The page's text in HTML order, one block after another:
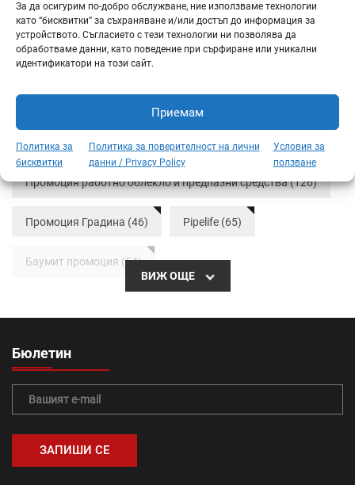
За да осигурим по-добро обслужване, ние използваме технологии
като “бисквитки” за съхраняване и/или достъп до информация за
устройството. Съгласието с тези технологии ни позволява да
обработваме данни, като поведение при сърфиране или уникални
идентификатори на този сайт.
Приемам
Политика за
бисквитки
Политика за поверителност на лични
данни / Privacy Policy
Условия за
ползване
ролка
ТАГОВЕ
Промоция работно облекло и предпазни средства (126)
Промоция Градина (46) Pipelife (65)
Баумит промоция (54)
ВИЖ ОЩЕ
Бюлетин